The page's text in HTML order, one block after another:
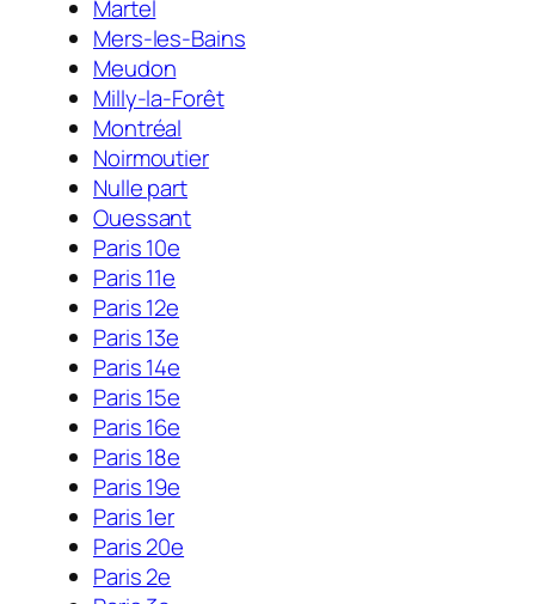
Martel
Mers-les-Bains
Meudon
Milly-la-Forêt
Montréal
Noirmoutier
Nulle part
Ouessant
Paris 10e
Paris 11e
Paris 12e
Paris 13e
Paris 14e
Paris 15e
Paris 16e
Paris 18e
Paris 19e
Paris 1er
Paris 20e
Paris 2e